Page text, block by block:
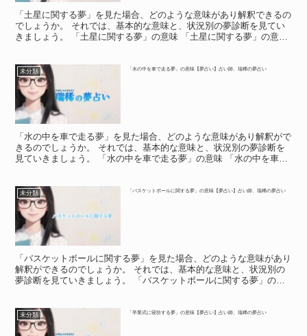
「土星に関する夢」を見た場合、どのような意味があり解釈できるの
でしょうか。 それでは、基本的な意味と、状況別の夢診断を見てい
きましょう。 「土星に関する夢」の意味 「土星に関する夢」の意味
未分類 「水の中を車で走る夢」の意味【夢占い】占い師、瑞稀の夢占い
「水の中を車で走る夢」を見た場合、どのような意味があり解釈がで
きるのでしょうか。 それでは、基本的な意味と、状況別の夢診断を
見ていきましょう。 「水の中を車で走る夢」の意味 「水の中を車で
未分類 「バスケットボールに関する夢」の意味【夢占い】占い師、瑞稀の夢占い
「バスケットボールに関する夢」を見た場合、どのような意味があり
解釈ができるのでしょうか。 それでは、基本的な意味と、状況別の
夢診断を見ていきましょう。 「バスケットボールに関する夢」の意
未分類 「卒業式に寝坊する夢」の意味【夢占い】占い師、瑞稀の夢占い